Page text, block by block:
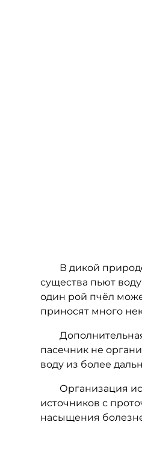
В дикой природе
существа пьют
один рой пчёл
приносят много
Дополнительная
пасечник не
воду из более
Организация
источников с
насыщения